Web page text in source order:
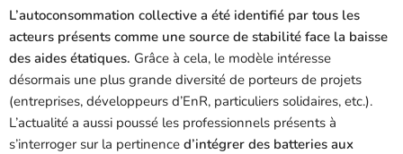
L’autoconsommation collective a été identifié par tous les
acteurs présents comme une source de stabilité face la baisse
des aides étatiques. Grâce à cela, le modèle intéresse
désormais une plus grande diversité de porteurs de projets
(entreprises, développeurs d’EnR, particuliers solidaires, etc.).
L’actualité a aussi poussé les professionnels présents à
s’interroger sur la pertinence d’intégrer des batteries aux